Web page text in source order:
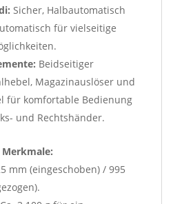
Sicher, Halbautomatisch
für vielseitige
Beidseitiger
Magazinauslöser und
für komfortable Bedienung
und Rechtshänder.
mm (eingeschoben) / 995